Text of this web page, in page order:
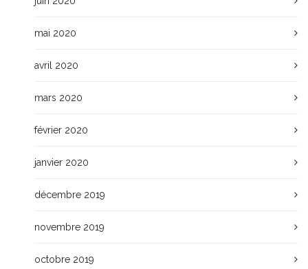
mai 2020
avril 2020
mars 2020
février 2020
janvier 2020
décembre 2019
novembre 2019
octobre 2019